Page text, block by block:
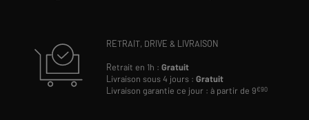
RETRAIT, DRIVE & LIVRAISON
Retrait en 1h :Gratuit
Livraison sous 4 jours :Gratuit
Livraison garantie ce jour : à partir de 9€90